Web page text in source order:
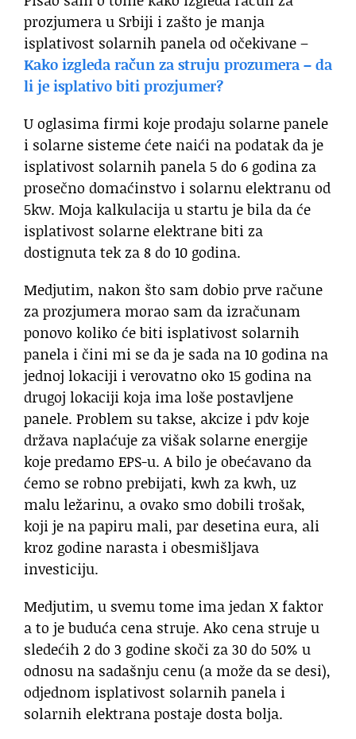
prozjumera u Srbiji i zašto je manja
isplativost solarnih panela od očekivane –
Kako izgleda račun za struju prozumera – da
li je isplativo biti prozjumer?
U oglasima firmi koje prodaju solarne panele
i solarne sisteme ćete naići na podatak da je
isplativost solarnih panela 5 do 6 godina za
prosečno domaćinstvo i solarnu elektranu od
5kw. Moja kalkulacija u startu je bila da će
isplativost solarne elektrane biti za
dostignuta tek za 8 do 10 godina.
Medjutim, nakon što sam dobio prve račune
za prozjumera morao sam da izračunam
ponovo koliko će biti isplativost solarnih
panela i čini mi se da je sada na 10 godina na
jednoj lokaciji i verovatno oko 15 godina na
drugoj lokaciji koja ima loše postavljene
panele. Problem su takse, akcize i pdv koje
država naplaćuje za višak solarne energije
koje predamo EPS-u. A bilo je obećavano da
ćemo se robno prebijati, kwh za kwh, uz
malu ležarinu, a ovako smo dobili trošak,
koji je na papiru mali, par desetina eura, ali
kroz godine narasta i obesmišljava
investiciju.
Medjutim, u svemu tome ima jedan X faktor
a to je buduća cena struje. Ako cena struje u
sledećih 2 do 3 godine skoči za 30 do 50% u
odnosu na sadašnju cenu (a može da se desi),
odjednom isplativost solarnih panela i
solarnih elektrana postaje dosta bolja.